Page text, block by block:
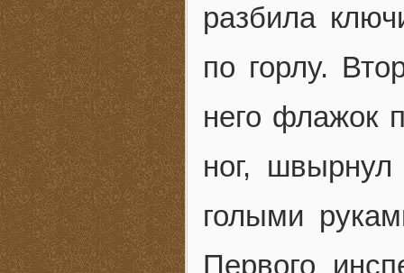
разбила
по горлу.
него флажок
ног,
голыми
Первого